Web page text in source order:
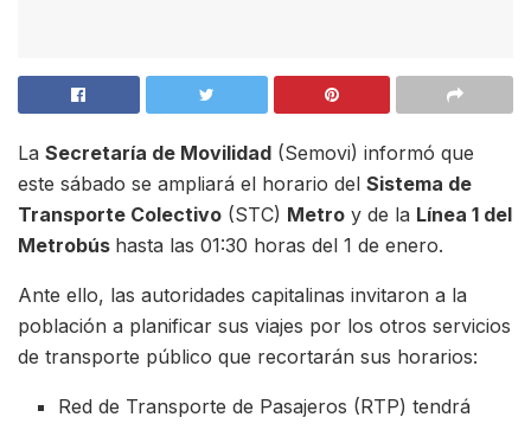
La Secretaría de Movilidad (Semovi) informó que
este sábado se ampliará el horario del Sistema de
Transporte Colectivo (STC) Metro y de la Línea 1 del
Metrobús hasta las 01:30 horas del 1 de enero.
Ante ello, las autoridades capitalinas invitaron a la
población a planificar sus viajes por los otros servicios
de transporte público que recortarán sus horarios:
Red de Transporte de Pasajeros (RTP) tendrá